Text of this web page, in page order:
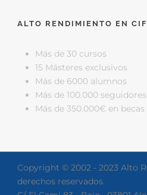
ALTO RENDIMIENTO EN
Más de 30 cursos
15 Másteres exclusivos
Más de 6000 alumnos
Más de 100.000 seguidores
Más de 350.000€ en becas
Copyright © 2002 - 2023 Alto
derechos reservados.